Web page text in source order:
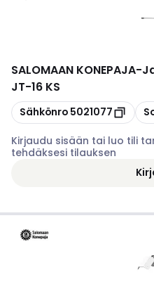
SALOMAAN KONEPAJA-
JT-16 KS
Kopioi
Sähkönro 5021077
Kirjaudu sisään tai luo tili
tehdäksesi tilauksen